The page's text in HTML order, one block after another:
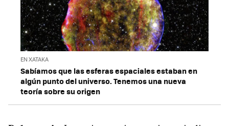
EN XATAKA
Sabíamos que las esferas espaciales estaban en
algún punto del universo. Tenemos una nueva
teoría sobre su origen